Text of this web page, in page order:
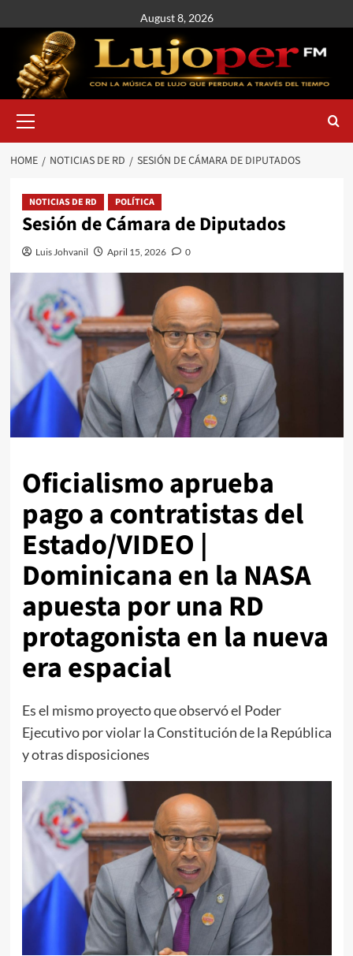
August 8, 2026
HOME NOTICIAS DE RD SESIÓN DE CÁMARA DE DIPUTADOS
NOTICIAS DE RD POLÍTICA
Sesión de Cámara de Diputados
Luis Johvanil April 15, 2026 0
Oficialismo aprueba
pago a contratistas del
Estado/VIDEO |
Dominicana en la NASA
apuesta por una RD
protagonista en la nueva
era espacial
Es el mismo proyecto que observó el Poder
Ejecutivo por violar la Constitución de la República
y otras disposiciones